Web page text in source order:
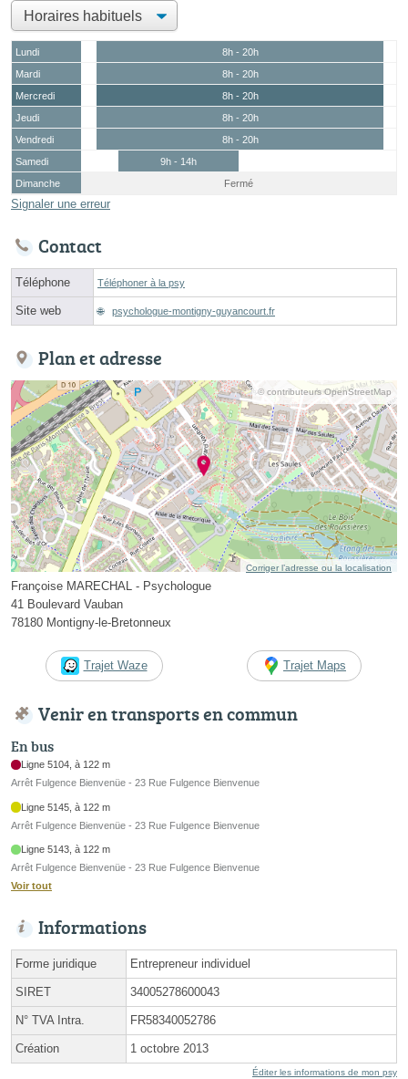
Lundi
8h - 20h
Mardi
8h - 20h
Mercredi
8h - 20h
Jeudi
8h - 20h
Vendredi
8h - 20h
Samedi
9h - 14h
Dimanche
Fermé
Signaler une erreur
Contact
Téléphone Téléphoner à la psy
Site web psychologue-montigny-guyancourt.fr
Plan et adresse
© contributeurs OpenStreetMap
Corriger l’adresse ou la localisation
Françoise MARECHAL - Psychologue
41 Boulevard Vauban
78180 Montigny-le-Bretonneux
Trajet Waze Trajet Maps
Venir en transports en commun
En bus
Ligne 5104, à 122 m
Arrêt Fulgence Bienvenüe - 23 Rue Fulgence Bienvenue
Ligne 5145, à 122 m
Arrêt Fulgence Bienvenüe - 23 Rue Fulgence Bienvenue
Ligne 5143, à 122 m
Arrêt Fulgence Bienvenüe - 23 Rue Fulgence Bienvenue
Voir tout
Informations
Forme juridique Entrepreneur individuel
SIRET 34005278600043
N° TVA Intra. FR58340052786
Création 1 octobre 2013
Éditer les informations de mon psy